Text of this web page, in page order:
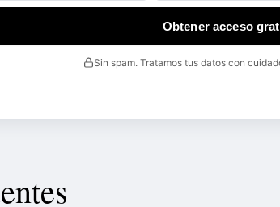
Obtener acceso
Sin spam. Tratamos tus datos con